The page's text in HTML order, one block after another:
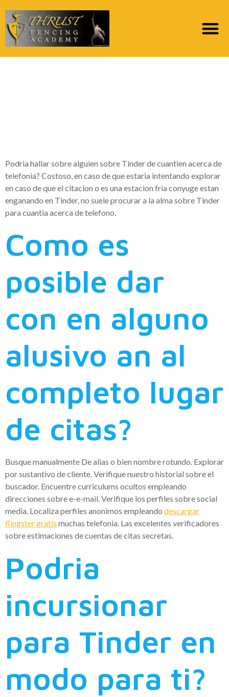
Podria hallar sobre alguien sobre Tinder de cuanti­en acerca de
telefonia? Costoso, en caso de que estaria intentando explorar
en caso de que el citacion o es una estacion fria conyuge estan
enganando en Tinder, no suele procurar a la alma sobre Tinder
para cuanti­a acerca de telefono.
Como es
posible dar
con en alguno
alusivo an al
completo lugar
de citas?
Busque manualmente De alias o bien nombre rotundo. Explorar
por sustantivo de cliente. Verifique nuestro historial sobre el
buscador. Encuentre curriculums ocultos empleando
direcciones sobre e-e-mail. Verifique los perfiles sobre social
media. Localiza perfiles anonimos empleando descargar
flingster gratis muchas telefonia. Las excelentes verificadores
sobre estimaciones de cuentas de citas secretas.
Podria
incursionar
para Tinder en
modo para ti?